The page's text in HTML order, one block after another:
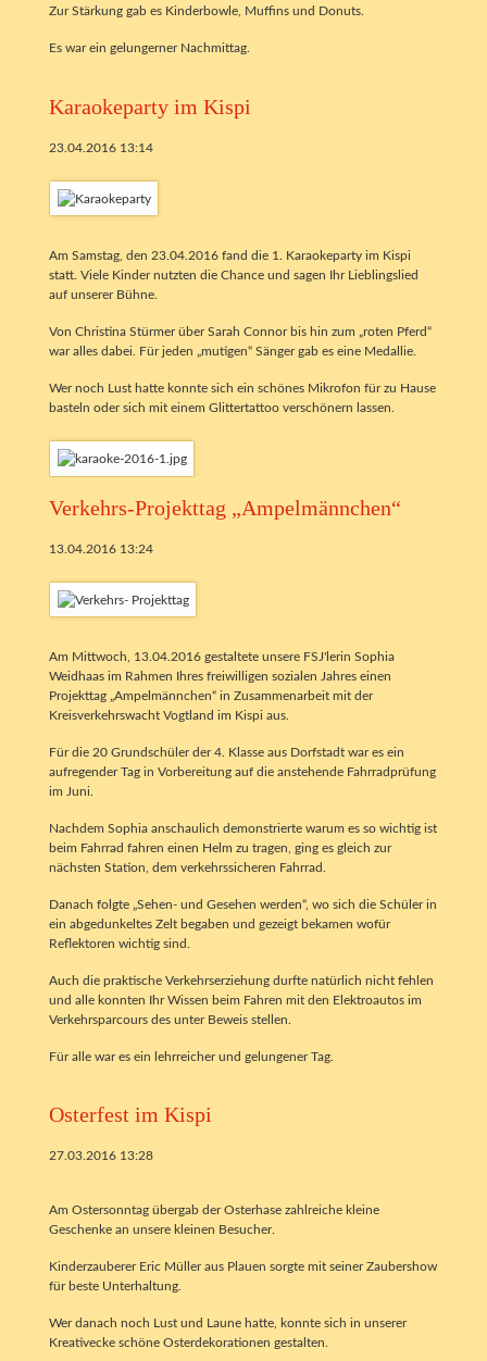
Zur Stärkung gab es Kinderbowle, Muffins und Donuts.
Es war ein gelungerner Nachmittag.
Karaokeparty im Kispi
23.04.2016 13:14
Am Samstag, den 23.04.2016 fand die 1. Karaokeparty im Kispi
statt. Viele Kinder nutzten die Chance und sagen Ihr Lieblingslied
auf unserer Bühne.
Von Christina Stürmer über Sarah Connor bis hin zum „roten Pferd“
war alles dabei. Für jeden „mutigen“ Sänger gab es eine Medallie.
Wer noch Lust hatte konnte sich ein schönes Mikrofon für zu Hause
basteln oder sich mit einem Glittertattoo verschönern lassen.
Verkehrs-Projekttag „Ampelmännchen“
13.04.2016 13:24
Am Mittwoch, 13.04.2016 gestaltete unsere FSJ'lerin Sophia
Weidhaas im Rahmen Ihres freiwilligen sozialen Jahres einen
Projekttag „Ampelmännchen“ in Zusammenarbeit mit der
Kreisverkehrswacht Vogtland im Kispi aus.
Für die 20 Grundschüler der 4. Klasse aus Dorfstadt war es ein
aufregender Tag in Vorbereitung auf die anstehende Fahrradprüfung
im Juni.
Nachdem Sophia anschaulich demonstrierte warum es so wichtig ist
beim Fahrrad fahren einen Helm zu tragen, ging es gleich zur
nächsten Station, dem verkehrssicheren Fahrrad.
Danach folgte „Sehen- und Gesehen werden“, wo sich die Schüler in
ein abgedunkeltes Zelt begaben und gezeigt bekamen wofür
Reflektoren wichtig sind.
Auch die praktische Verkehrserziehung durfte natürlich nicht fehlen
und alle konnten Ihr Wissen beim Fahren mit den Elektroautos im
Verkehrsparcours des unter Beweis stellen.
Für alle war es ein lehrreicher und gelungener Tag.
Osterfest im Kispi
27.03.2016 13:28
Am Ostersonntag übergab der Osterhase zahlreiche kleine
Geschenke an unsere kleinen Besucher.
Kinderzauberer Eric Müller aus Plauen sorgte mit seiner Zaubershow
für beste Unterhaltung.
Wer danach noch Lust und Laune hatte, konnte sich in unserer
Kreativecke schöne Osterdekorationen gestalten.